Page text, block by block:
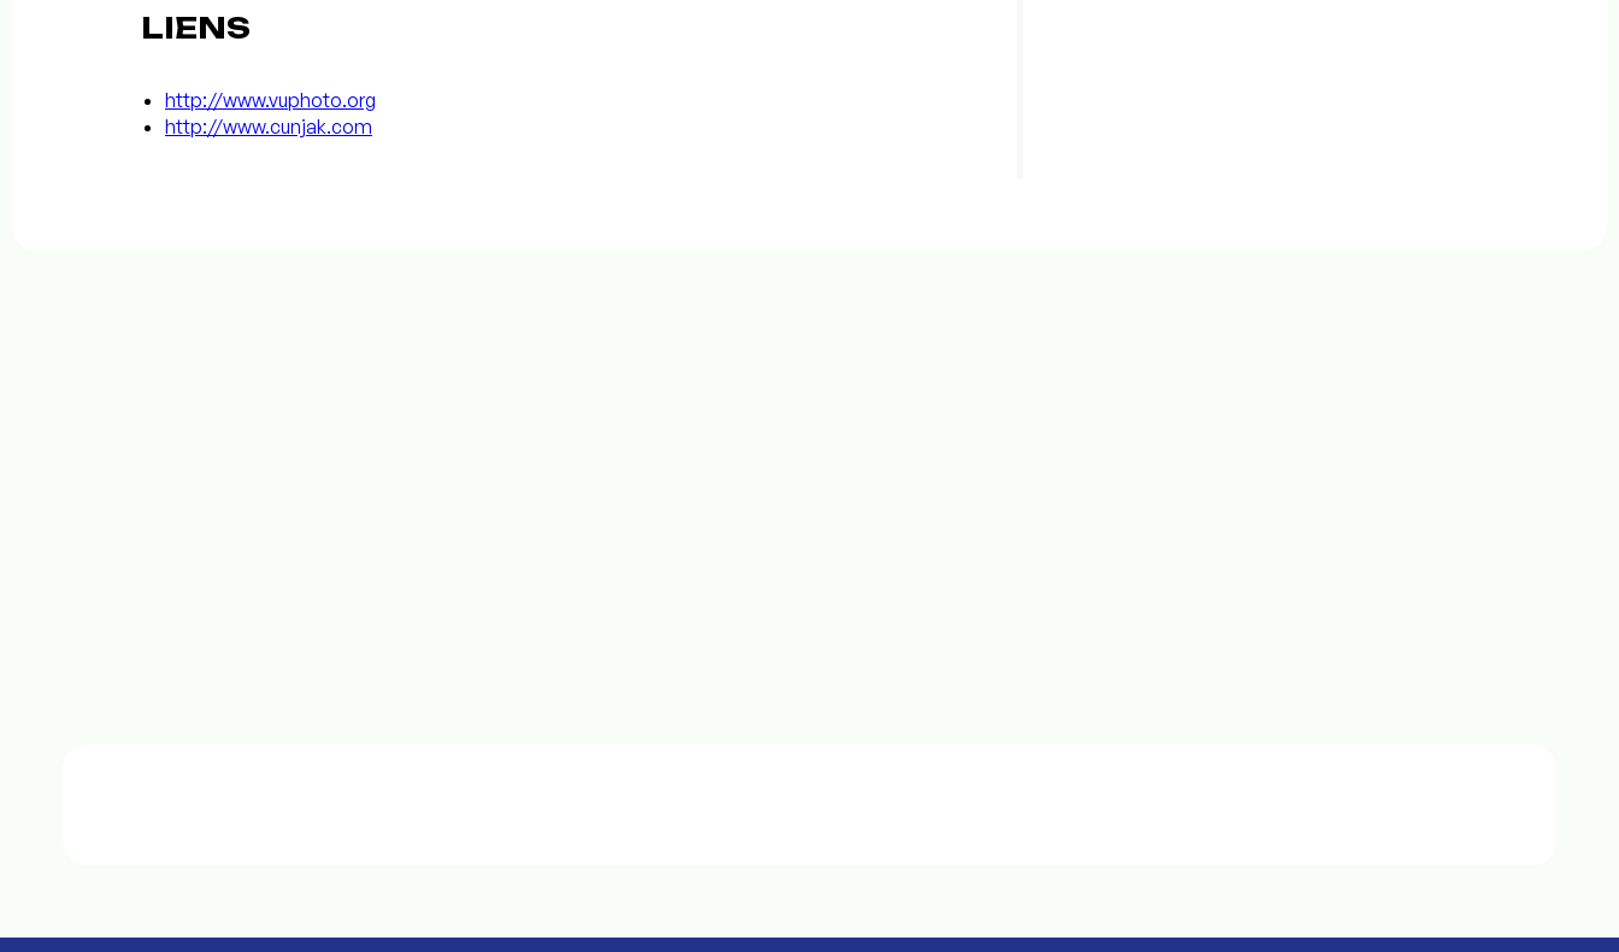
LIENS
http://www.vuphoto.org
http://www.cunjak.com